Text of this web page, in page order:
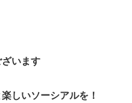
います
しいソーシアルを！